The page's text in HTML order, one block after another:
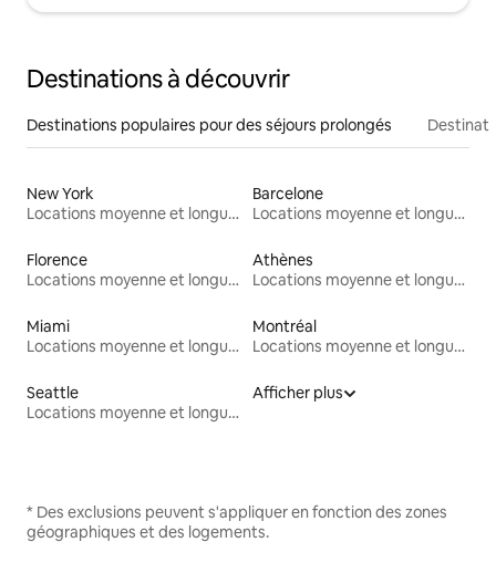
Destinations à découvrir
Destinations populaires pour des séjours prolongés
New York
Locations moyenne et longue durée
Barcelone
Locations moyenne et longue durée
Florence
Locations moyenne et longue durée
Athènes
Locations moyenne et longue durée
Miami
Locations moyenne et longue durée
Montréal
Locations moyenne et longue durée
Seattle
Locations moyenne et longue durée
Afficher plus
* Des exclusions peuvent s'appliquer en fonction des zones
géographiques et des logements.